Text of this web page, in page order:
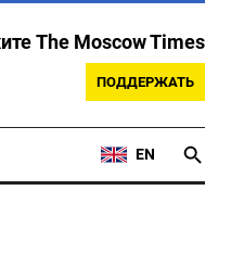
The Moscow Times
ПОДДЕРЖАТЬ
EN